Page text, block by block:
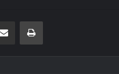
E-Posta ile paylaş Yazdır